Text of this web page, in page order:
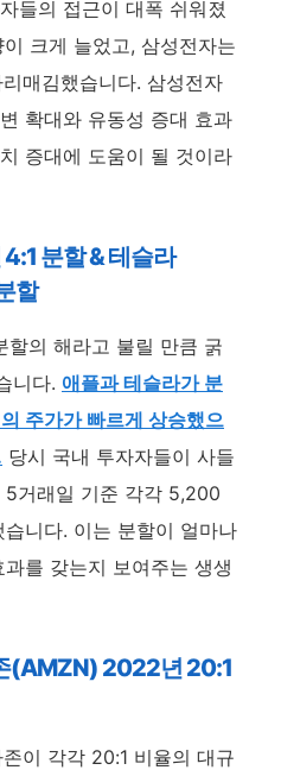
들의 접근이 대폭 쉬워졌
크게 늘었고, 삼성전자는
매김했습니다. 삼성전자
확대와 유동성 증대 효과
증대에 도움이 될 것이라
분할 & 테슬라
할
의 해라고 불릴 만큼 굵
니다. 애플과 테슬라가 분
주가가 빠르게 상승했으
당시 국내 투자자들이 사들
거래일 기준 각각 5,200
니다. 이는 분할이 얼마나
를 갖는지 보여주는 생생
(AMZN) 2022년 20:1
이 각각 20:1 비율의 대규